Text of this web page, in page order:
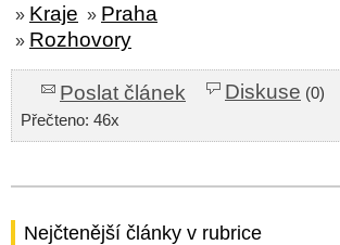
» Kraje » Praha
» Rozhovory
Poslat článek Diskuse (0)
Přečteno: 46x
Nejčtenější články v rubrice